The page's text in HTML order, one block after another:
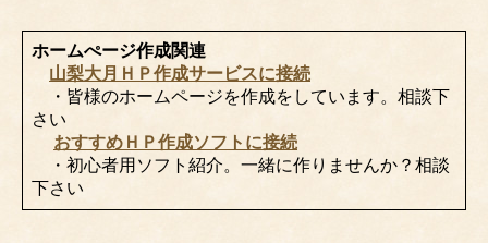
ホームぺージ作成関連
山梨大月ＨＰ作成サービスに接続
・皆様のホームページを作成をしています。相談下
さい
おすすめＨＰ作成ソフトに接続
・初心者用ソフト紹介。一緒に作りませんか？相談
下さい